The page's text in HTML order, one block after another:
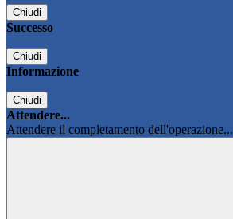
Chiudi
Successo
Chiudi
Informazione
Chiudi
Attendere...
Attendere il completamento dell'operazione...